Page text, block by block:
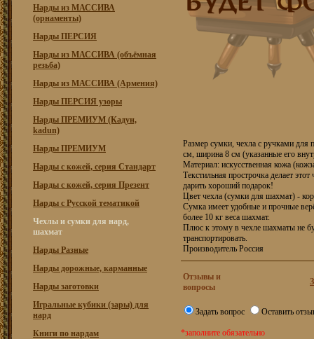
Нарды из МАССИВА
(орнаменты)
Нарды ПЕРСИЯ
Нарды из МАССИВА (объёмная
резьба)
Нарды из МАССИВА (Армения)
Нарды ПЕРСИЯ узоры
Нарды ПРЕМИУМ (Кадун,
kadun)
Нарды ПРЕМИУМ
Нарды с кожей, серия Стандарт
Нарды с кожей, серия Презент
Нарды с Русской тематикой
Чехлы и сумки для нард,
шахмат
Нарды Разные
Нарды дорожные, карманные
Нарды заготовки
Игральные кубики (зары) для
нард
Книги по нардам
Размер сумки, чехла с ручками для
см, ширина 8 см (указанные его
Материал: искусственная кожа
Текстильная прострочка делает
дарить хороший подарок!
Цвет чехла (сумки для шахмат) -
Сумка имеет удобные и прочные
более 10 кг веса шахмат.
Плюс к этому в чехле шахматы не
транспортировать.
Производитель Россия
Отзывы и
вопросы
Задать вопрос Оставить
*заполните обязательно